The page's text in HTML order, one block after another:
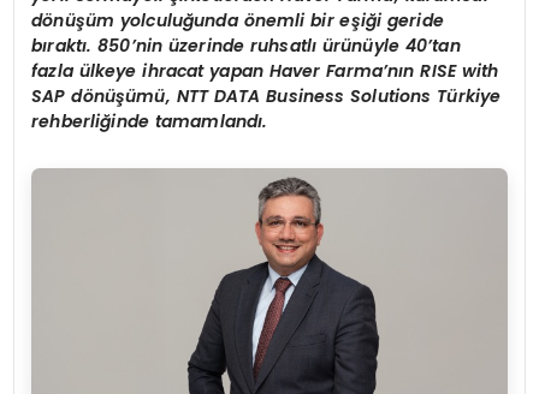
dönüşüm yolculuğunda önemli bir eşiği geride
bıraktı. 850’nin üzerinde ruhsatlı ürünüyle 40’tan
fazla ülkeye ihracat yapan Haver Farma’nın RISE with
SAP dönüşümü, NTT DATA Business Solutions Türkiye
rehberliğinde tamamlandı.